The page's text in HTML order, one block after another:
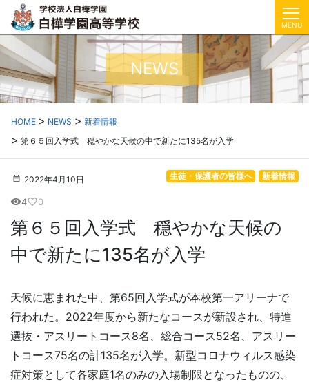
MENU
NEWS
HOME NEWS
新着情報
第６５回入学式 穏やかな天候の中で新たに135名が入学
2022年4月10日 新着情報
生徒・保護者の皆様へ
visibility4favorite_border0
第６５回入学式 穏やかな天候の
中で新たに135名が入学
天候に恵まれた中、第65回入学式が本校第一アリーナで
行われた。2022年度から新たなコースが新設され、特進
選抜・アスリートコース8名、総合コース52名、アスリー
トコース75名の計135名が入学。新型コロナウィルス感染
症対策として各家庭1名のみの入場制限となったものの、